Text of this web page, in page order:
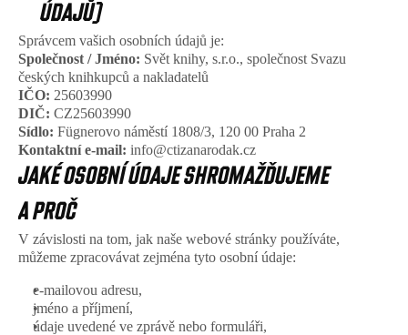
ÚDAJŮ)
Správcem vašich osobních údajů je:
Společnost / Jméno: Svět knihy, s.r.o., společnost Svazu
českých knihkupců a nakladatelů
IČO: 25603990
DIČ: CZ25603990
Sídlo: Fügnerovo náměstí 1808/3, 120 00 Praha 2
Kontaktní e-mail: info@ctizanarodak.cz
JAKÉ OSOBNÍ ÚDAJE SHROMAŽĎUJEME
A PROČ
V závislosti na tom, jak naše webové stránky používáte,
můžeme zpracovávat zejména tyto osobní údaje:
e-mailovou adresu,
jméno a příjmení,
údaje uvedené ve zprávě nebo formuláři,